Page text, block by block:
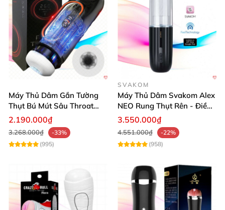
Máy Thủ Dâm Gắn Tường
Thụt Bú Mút Sâu Throat
Cao Cấp
2.190.000₫
3.268.000₫
-33%
(995)
SVAKOM
Máy Thủ Dâm Svakom Alex
NEO Rung Thụt Rên - Điều
Khiển App, Siêu Phê
3.550.000₫
4.551.000₫
-22%
(958)